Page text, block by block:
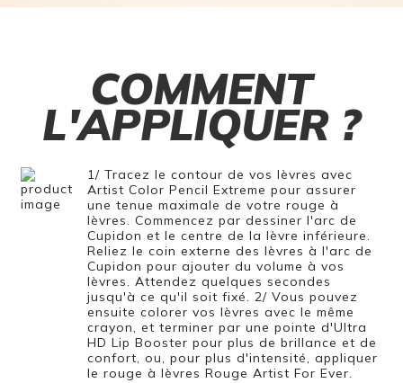
COMMENT
L'APPLIQUER ?
1/ Tracez le contour de vos lèvres avec
Artist Color Pencil Extreme pour assurer
une tenue maximale de votre rouge à
lèvres. Commencez par dessiner l'arc de
Cupidon et le centre de la lèvre inférieure.
Reliez le coin externe des lèvres à l'arc de
Cupidon pour ajouter du volume à vos
lèvres. Attendez quelques secondes
jusqu'à ce qu'il soit fixé. 2/ Vous pouvez
ensuite colorer vos lèvres avec le même
crayon, et terminer par une pointe d'Ultra
HD Lip Booster pour plus de brillance et de
confort, ou, pour plus d'intensité, appliquer
le rouge à lèvres Rouge Artist For Ever.